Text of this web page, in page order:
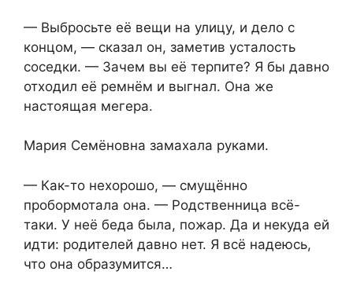
— Выбросьте её вещи на улицу, и дело с
концом, — сказал он, заметив усталость
соседки. — Зачем вы её терпите? Я бы давно
отходил её ремнём и выгнал. Она же
настоящая мегера.
Мария Семёновна замахала руками.
— Как-то нехорошо, — смущённо
пробормотала она. — Родственница всё-
таки. У неё беда была, пожар. Да и некуда ей
идти: родителей давно нет. Я всё надеюсь,
что она образумится…